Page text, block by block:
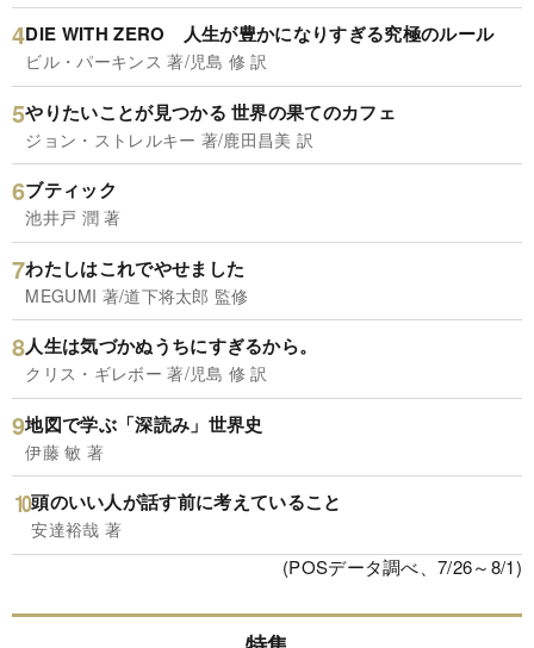
DIE WITH ZERO 人生が豊かになりすぎる究極のルール
ビル・パーキンス 著/児島 修 訳
やりたいことが見つかる 世界の果てのカフェ
ジョン・ストレルキー 著/鹿田昌美 訳
ブティック
池井戸 潤 著
わたしはこれでやせました
MEGUMI 著/道下将太郎 監修
人生は気づかぬうちにすぎるから。
クリス・ギレボー 著/児島 修 訳
地図で学ぶ「深読み」世界史
伊藤 敏 著
頭のいい人が話す前に考えていること
安達裕哉 著
(POSデータ調べ、7/26～8/1)